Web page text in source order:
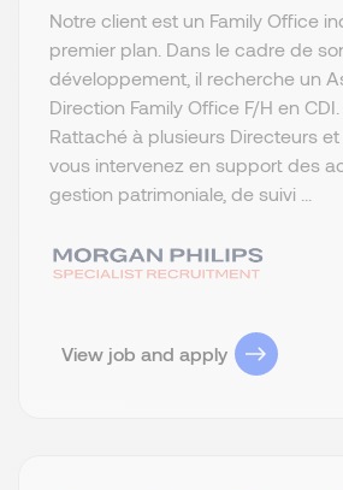
Notre client est un Family Office
premier plan. Dans le cadre de
développement, il recherche un
Direction Family Office F/H en
Rattaché à plusieurs Directeurs et
vous intervenez en support des
gestion patrimoniale, de suivi ...
View job and apply